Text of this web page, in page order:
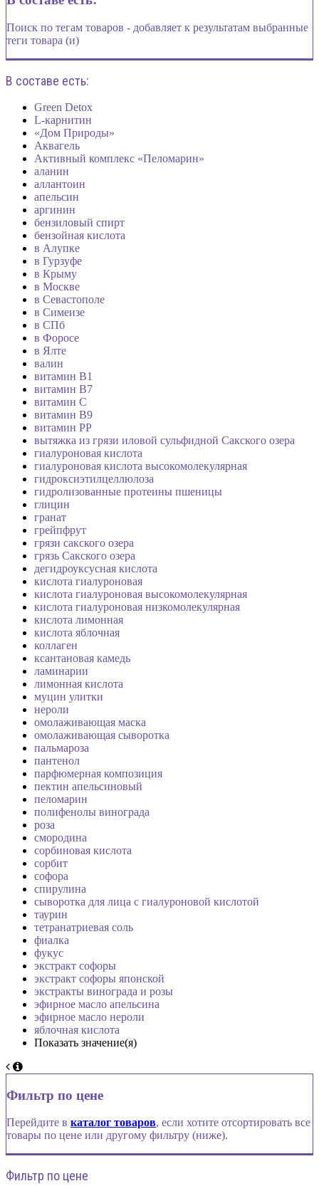
Поиск по тегам товаров - добавляет к результатам выбранные
теги товара (и)
В составе есть:
Green Detox
L-карнитин
«Дом Природы»
Аквагель
Активный комплекс «Пеломарин»
аланин
аллантоин
апельсин
аргинин
бензиловый спирт
бензойная кислота
в Алупке
в Гурзуфе
в Крыму
в Москве
в Севастополе
в Симеизе
в СПб
в Форосе
в Ялте
валин
витамин B1
витамин B7
витамин C
витамин В9
витамин РР
вытяжка из грязи иловой сульфидной Сакского озера
гиалуроновая кислота
гиалуроновая кислота высокомолекулярная
гидроксиэтилцеллюлоза
гидролизованные протеины пшеницы
глицин
гранат
грейпфрут
грязи сакского озера
грязь Сакского озера
дегидроуксусная кислота
кислота гиалуроновая
кислота гиалуроновая высокомолекулярная
кислота гиалуроновая низкомолекулярная
кислота лимонная
кислота яблочная
коллаген
ксантановая камедь
ламинарии
лимонная кислота
муцин улитки
нероли
омолаживающая маска
омолаживающая сыворотка
пальмароза
пантенол
парфюмерная композиция
пектин апельсиновый
пеломарин
полифенолы винограда
роза
смородина
сорбиновая кислота
сорбит
софора
спирулина
сыворотка для лица с гиалуроновой кислотой
таурин
тетранатриевая соль
фиалка
фукус
экстракт софоры
экстракт софоры японской
экстракты винограда и розы
эфирное масло апельсина
эфирное масло нероли
яблочная кислота
Показать значение(я)
Фильтр по цене
Перейдите в каталог товаров, если хотите отсортировать все
товары по цене или другому фильтру (ниже).
Фильтр по цене